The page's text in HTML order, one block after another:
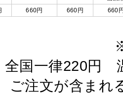
660円 660円 660
国一律220円
ご注文が含ま